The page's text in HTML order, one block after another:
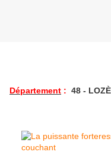
Département : 48 -